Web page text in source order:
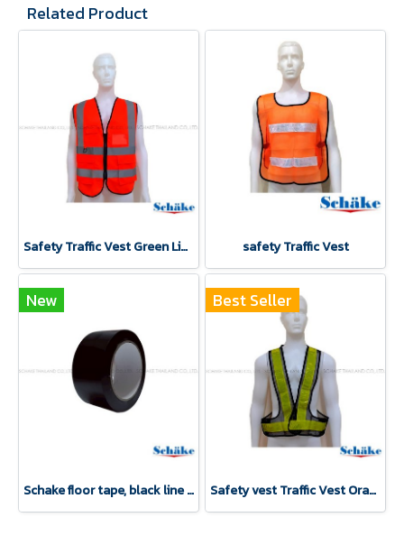
Related Product
Safety Traffic Vest Green Light XL safety Traffic Vest
New
Schake floor tape, black line marking, 2 inches, 33 meters
Best Seller
Safety vest Traffic Vest Orange-Green XL